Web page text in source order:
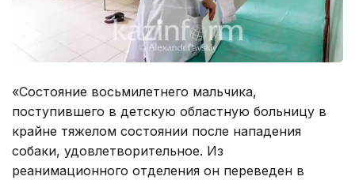
«Состояние восьмилетнего мальчика,
поступившего в детскую областную больницу в
крайне тяжелом состоянии после нападения
собаки, удовлетворительное. Из
реанимационного отделения он переведен в